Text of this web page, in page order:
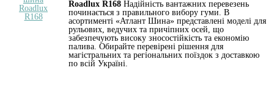
Roadlux R168 Надійність вантажних перевезень
починається з правильного вибору гуми. В
асортименті «Атлант Шина» представлені моделі для
рульових, ведучих та причіпних осей, що
забезпечують високу зносостійкість та економію
палива. Обирайте перевірені рішення для
магістральних та регіональних поїздок з доставкою
по всій Україні.